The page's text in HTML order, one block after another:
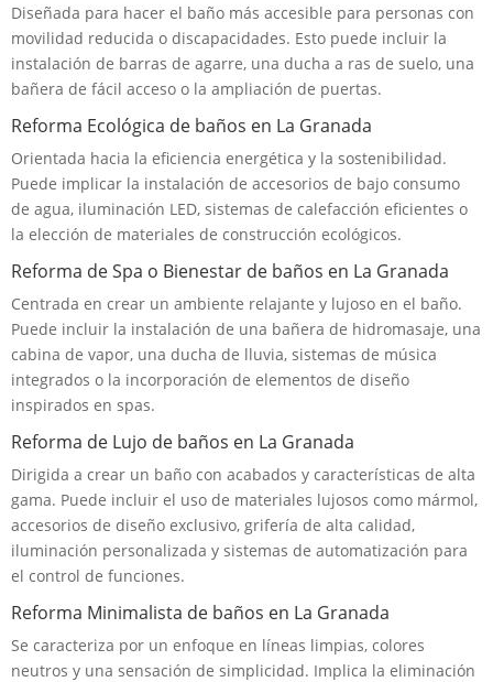
Diseñada para hacer el baño más accesible para personas con
movilidad reducida o discapacidades. Esto puede incluir la
instalación de barras de agarre, una ducha a ras de suelo, una
bañera de fácil acceso o la ampliación de puertas.
Reforma Ecológica de baños en La Granada
Orientada hacia la eficiencia energética y la sostenibilidad.
Puede implicar la instalación de accesorios de bajo consumo
de agua, iluminación LED, sistemas de calefacción eficientes o
la elección de materiales de construcción ecológicos.
Reforma de Spa o Bienestar de baños en La Granada
Centrada en crear un ambiente relajante y lujoso en el baño.
Puede incluir la instalación de una bañera de hidromasaje, una
cabina de vapor, una ducha de lluvia, sistemas de música
integrados o la incorporación de elementos de diseño
inspirados en spas.
Reforma de Lujo de baños en La Granada
Dirigida a crear un baño con acabados y características de alta
gama. Puede incluir el uso de materiales lujosos como mármol,
accesorios de diseño exclusivo, grifería de alta calidad,
iluminación personalizada y sistemas de automatización para
el control de funciones.
Reforma Minimalista de baños en La Granada
Se caracteriza por un enfoque en líneas limpias, colores
neutros y una sensación de simplicidad. Implica la eliminación